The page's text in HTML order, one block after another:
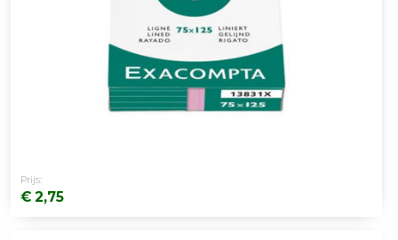
Prijs:
€ 2,75